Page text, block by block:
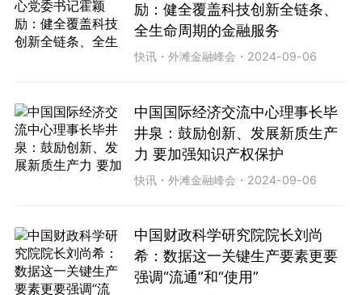
励：健全覆盖科技创新全链条、
全生命周期的金融服务
快讯 ・外滩金融峰会 ・ 2024-09-06
中国国际经济交流中心理事长毕
井泉：鼓励创新、发展新质生产
力 要加强知识产权保护
快讯 ・外滩金融峰会 ・ 2024-09-06
中国财政科学研究院院长刘尚
希：数据这一关键生产要素更要
强调“流通”和“使用”